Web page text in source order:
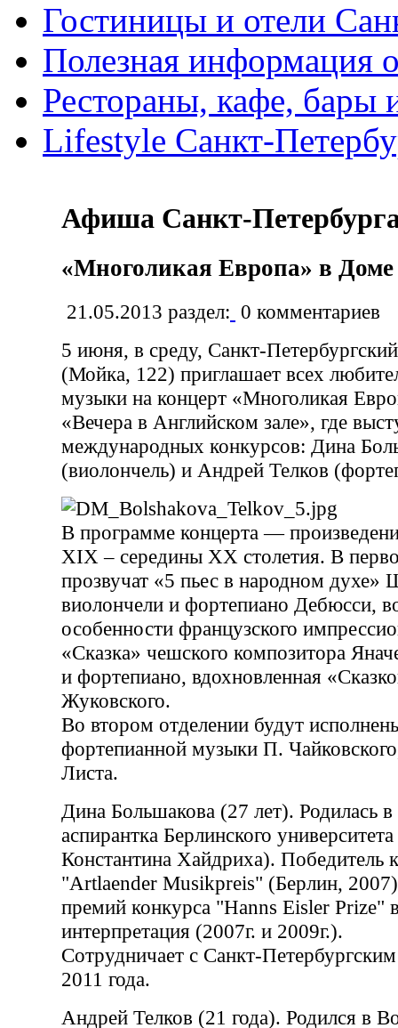
Гостиницы и отели
Полезная информация
Рестораны, кафе, бары
Lifestyle Санкт-
Афиша Санкт-
«Многоликая Европа» в
21.05.2013 раздел: 0 комментариев
5 июня, в среду, Санкт-
(Мойка, 122) приглашает всех
музыки на концерт «Многоликая
«Вечера в Английском зале», где
международных конкурсов: Дина
(виолончель) и Андрей Телков
В программе концерта —
XIX – середины XX столетия. В
прозвучат «5 пьес в народном духе»
виолончели и фортепиано Дебюсси,
особенности французского
«Сказка» чешского композитора
и фортепиано, вдохновленная
Жуковского.
Во втором отделении будут
фортепианной музыки П.
Листа.
Дина Большакова (27 лет). Родилась
аспирантка Берлинского
Константина Хайдриха). Победитель
"Artlaender Musikpreis" (Берлин,
премий конкурса "Hanns Eisler Prize"
интерпретация (2007г. и 2009г.).
Сотрудничает с Санкт-
2011 года.
Андрей Телков (21 года). Родился в